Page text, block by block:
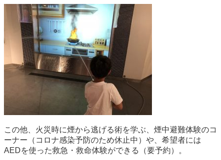
この他、火災時に煙から逃げる術を学ぶ、煙中避難体験のコ
ーナー（コロナ感染予防のため休止中）や、希望者には
AEDを使った救急・救命体験ができる（要予約）。